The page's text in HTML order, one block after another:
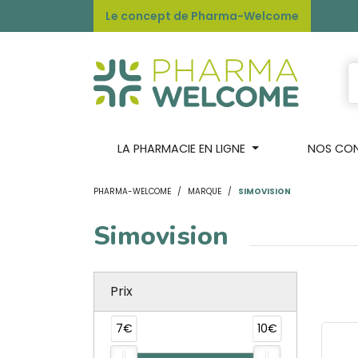
Le concept de Pharma-Welcome
LA PHARMACIE EN LIGNE NOS
PHARMA-WELCOME MARQUE SIMOVISION
Simovision
Prix
7€ 10€